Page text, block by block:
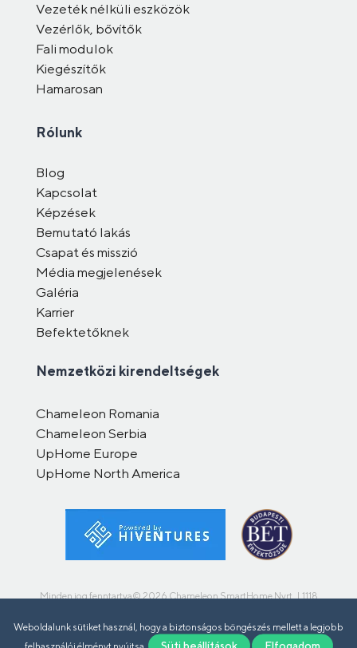
Weboldalunk sütiket használ, hogy a biztonságos böngészés mellett a legjobb
felhasználói élményt nyújtsa.
Süti beállítások Elfogadom
Vezeték nélküli eszközök
Vezérlők, bővítők
Fali modulok
Kiegészítők
Hamarosan
Rólunk
Blog
Kapcsolat
Képzések
Bemutató lakás
Csapat és misszió
Média megjelenések
Galéria
Karrier
Befektetőknek
Nemzetközi kirendeltségek
Chameleon Romania
Chameleon Serbia
UpHome Europe
UpHome North America
Minden jog fenntartva© 2026 Chameleon SmartHome Nyrt. | 1118